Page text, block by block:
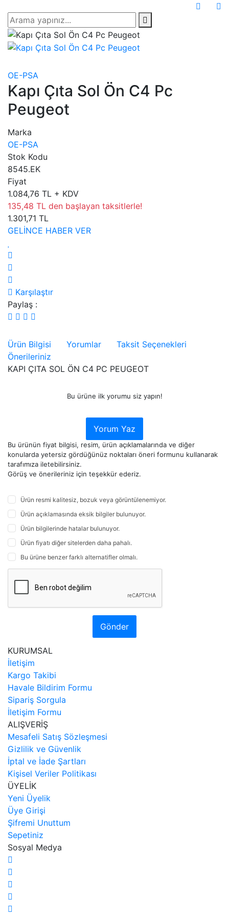
OE-PSA
Kapı Çıta Sol Ön C4 Pc
Peugeot
Marka
OE-PSA
Stok Kodu
8545.EK
Fiyat
1.084,76 TL + KDV
135,48 TL den başlayan taksitlerle!
1.301,71 TL
GELİNCE HABER VER
Karşılaştır
Paylaş :
Ürün Bilgisi Yorumlar
Taksit Seçenekleri
Önerileriniz
KAPI ÇITA SOL ÖN C4 PC PEUGEOT
Bu ürüne ilk yorumu siz yapın!
Yorum Yaz
Bu ürünün fiyat bilgisi, resim, ürün açıklamalarında ve diğer
konularda yetersiz gördüğünüz noktaları öneri formunu kullanarak
tarafımıza iletebilirsiniz.
Görüş ve önerileriniz için teşekkür ederiz.
Ürün resmi kalitesiz, bozuk veya görüntülenemiyor.
Ürün açıklamasında eksik bilgiler bulunuyor.
Ürün bilgilerinde hatalar bulunuyor.
Ürün fiyatı diğer sitelerden daha pahalı.
Bu ürüne benzer farklı alternatifler olmalı.
Gönder
KURUMSAL
İletişim
Kargo Takibi
Havale Bildirim Formu
Sipariş Sorgula
İletişim Formu
ALIŞVERİŞ
Mesafeli Satış Sözleşmesi
Gizlilik ve Güvenlik
İptal ve İade Şartları
Kişisel Veriler Politikası
ÜYELİK
Yeni Üyelik
Üye Girişi
Şifremi Unuttum
Sepetiniz
Sosyal Medya